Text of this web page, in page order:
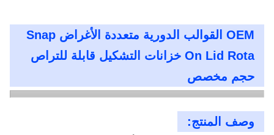
OEM القوالب الدورية متعددة الأغراض Snap
On Lid Rota خزانات التشكيل قابلة للتراص
حجم مخصص
وصف المنتج: